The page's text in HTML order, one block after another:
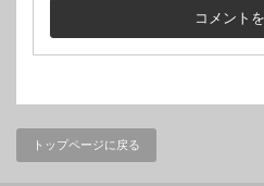
トップページに戻る